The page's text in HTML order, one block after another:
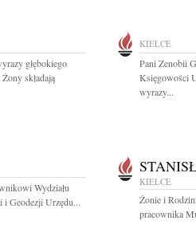
głębokiego
składają
KIELCE
Pani Zenobii
Księgowości
wyrazy...
Wydziału
i Geodezji Urzędu...
KIELCE
Żonie i
pracownika